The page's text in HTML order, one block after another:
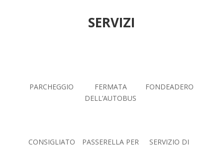
SERVIZI
PARCHEGGIO
FERMATA
DELL’AUTOBUS
FONDEADERO
CONSIGLIATO
PASSERELLA PER
SERVIZIO DI